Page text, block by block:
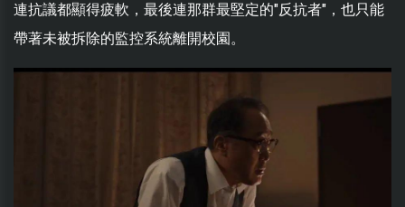
連抗議都顯得疲軟，最後連那群最堅定的"反抗者"，也只能
帶著未被拆除的監控系統離開校園。